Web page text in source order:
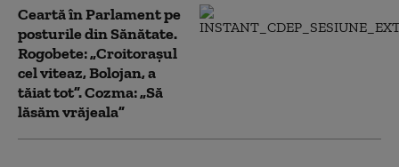
Ceartă în Parlament pe
posturile din Sănătate.
Rogobete: „Croitorașul
cel viteaz, Bolojan, a
tăiat tot”. Cozma: „Să
lăsăm vrăjeala”